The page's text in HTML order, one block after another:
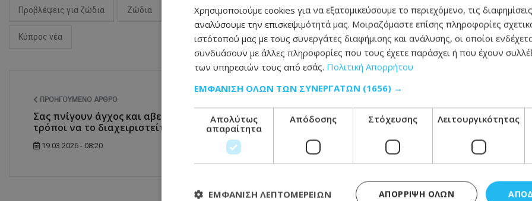
Προβλέψεις για ζώδια Ζώδια Ειδήσεις Κύπρος
Κύπρος νέα
ΠΡΟΗΓΟΎΜΕΝΟ ΆΡΘΡΟ
Σας πνίγουν άγχος και αβεβαιότητα; 9
τρόποι να το διαχειριστείτε
19.03.2026 - 08:20
Έξαλλη με την απεργία των ταξί η
Ιωάννα Τούνη: Αναγκάστηκε να...
περπατήσει μισή ώρα με γόβες στο
κέντρο της Θεσσαλονίκης
Χρησιμοποιούμε cookies για να εξατομικεύσουμε το περιεχόμενο, τις
αναλύσουμε την επισκεψιμότητά μας. Μοιραζόμαστε επίσης πληροφορίες
ιστότοπού μας με τους συνεργάτες διαφήμισης και ανάλυσης, οι οποίοι
συνδυάσουν με άλλες πληροφορίες που τους έχετε παράσχει ή που έχουν
των υπηρεσιών τους από εσάς. Πολιτική Απορρήτου
ΕΜΦΆΝΙΣΗ ΌΛΩΝ ΤΩΝ ΣΥΝΕΡΓΑΤΏΝ (1656) →
Απολύτως
απαραίτητα
Απόδοσης Στόχευσης Λειτουργικότητας
ΑΠΌΡΡΙΨΗ ΌΛΩΝ
ΕΜΦΆΝΙΣΗ ΛΕΠΤΟΜΕΡΕΙΏΝ